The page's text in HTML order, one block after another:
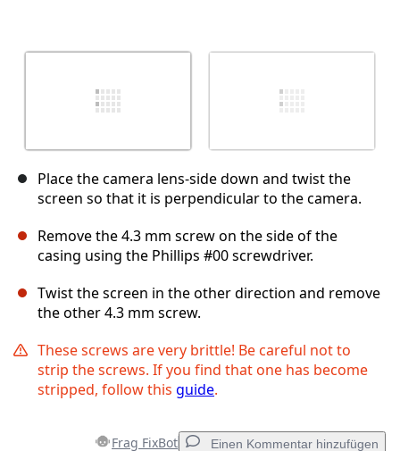
Place the camera lens-side down and twist the
screen so that it is perpendicular to the camera.
Remove the 4.3 mm screw on the side of the
casing using the Phillips #00 screwdriver.
Twist the screen in the other direction and remove
the other 4.3 mm screw.
These screws are very brittle! Be careful not to
strip the screws. If you find that one has become
stripped, follow this guide.
Frag FixBot Einen Kommentar hinzufügen